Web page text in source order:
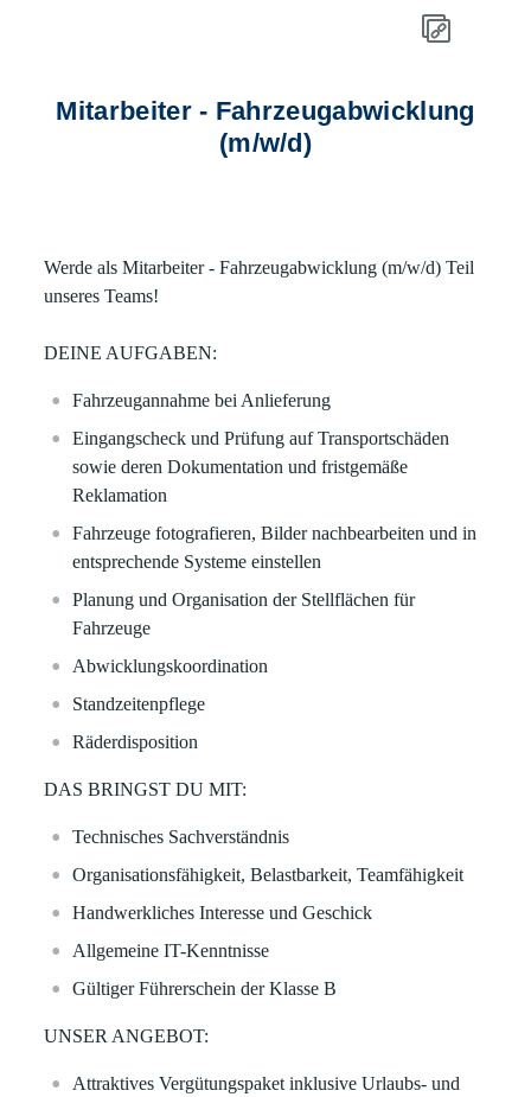
Mitarbeiter - Fahrzeugabwicklung
(m/w/d)
Werde alsMitarbeiter - Fahrzeugabwicklung (m/w/d) Teil
unseres Teams!
DEINE AUFGABEN:
Fahrzeugannahme bei Anlieferung
Eingangscheck und Prüfung auf Transportschäden
sowie deren Dokumentation und fristgemäße
Reklamation
Fahrzeuge fotografieren, Bilder nachbearbeiten und in
entsprechende Systeme einstellen
Planung und Organisation der Stellflächen für
Fahrzeuge
Abwicklungskoordination
Standzeitenpflege
Räderdisposition
DAS BRINGST DU MIT:
Technisches Sachverständnis
Organisationsfähigkeit, Belastbarkeit, Teamfähigkeit
Handwerkliches Interesse und Geschick
Allgemeine IT-Kenntnisse
Gültiger Führerschein der Klasse B
UNSER ANGEBOT:
Attraktives Vergütungspaket inklusive Urlaubs- und